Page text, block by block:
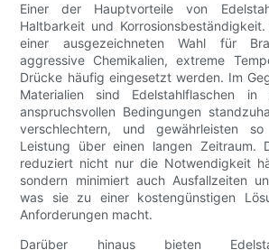
Einer der Hauptvorteile von
Haltbarkeit und
einer ausgezeichneten Wahl für
aggressive Chemikalien, extreme
Drücke häufig eingesetzt werden. Im
Materialien sind Edelstahlflaschen
anspruchsvollen Bedingungen
verschlechtern, und gewährleisten
Leistung über einen langen Zeitraum.
reduziert nicht nur die Notwendigkeit
sondern minimiert auch Ausfallzeiten
was sie zu einer kostengünstigen
Anforderungen macht.
Darüber hinaus bieten